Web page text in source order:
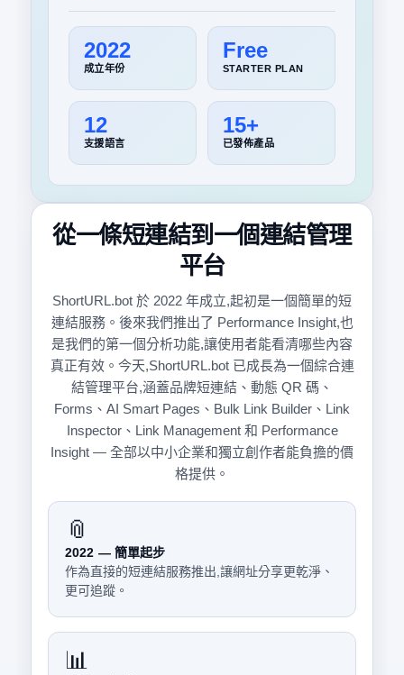
2022
成立年份
Free
STARTER PLAN
12
支援語言
15+
已發佈產品
從一條短連結到一個連結管理
平台
ShortURL.bot 於 2022 年成立,起初是一個簡單的短
連結服務。後來我們推出了 Performance Insight,也
是我們的第一個分析功能,讓使用者能看清哪些內容
真正有效。今天,ShortURL.bot 已成長為一個綜合連
結管理平台,涵蓋品牌短連結、動態 QR 碼、
Forms、AI Smart Pages、Bulk Link Builder、Link
Inspector、Link Management 和 Performance
Insight — 全部以中小企業和獨立創作者能負擔的價
格提供。
📎
2022 — 簡單起步
作為直接的短連結服務推出,讓網址分享更乾淨、
更可追蹤。
📊